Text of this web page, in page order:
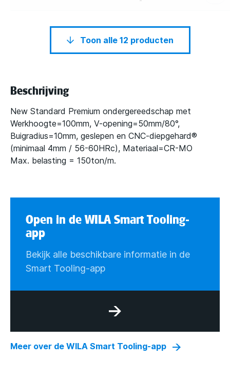
Toon alle 12 producten
Beschrijving
New Standard Premium ondergereedschap met
Werkhoogte=100mm, V-opening=50mm/80°,
Buigradius=10mm, geslepen en CNC-diepgehard®
(minimaal 4mm / 56-60HRc), Materiaal=CR-MO
Max. belasting = 150ton/m.
Open in de WILA Smart Tooling-
app
Bekijk alle beschikbare informatie in de
Smart Tooling-app
Meer over de WILA Smart Tooling-app